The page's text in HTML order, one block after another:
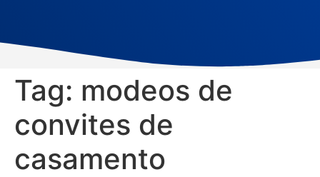
Tag: modeos de
convites de
casamento